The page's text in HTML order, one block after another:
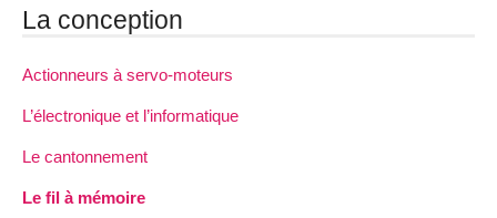
La conception
Actionneurs à servo-moteurs
L’électronique et l’informatique
Le cantonnement
Le fil à mémoire